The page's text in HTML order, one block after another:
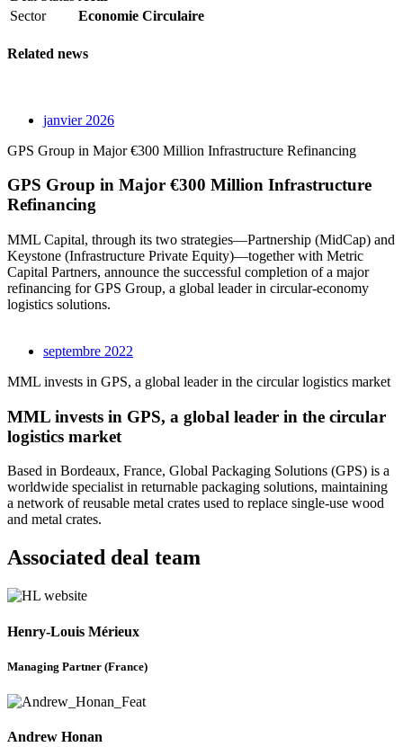
Sector
Economie Circulaire
Related news
janvier 2026
GPS Group in Major €300 Million Infrastructure Refinancing
GPS Group in Major €300 Million Infrastructure
Refinancing
MML Capital, through its two strategies—Partnership (MidCap) and
Keystone (Infrastructure Private Equity)—together with Metric
Capital Partners, announce the successful completion of a major
refinancing for GPS Group, a global leader in circular-economy
logistics solutions.
septembre 2022
MML invests in GPS, a global leader in the circular logistics market
MML invests in GPS, a global leader in the circular
logistics market
Based in Bordeaux, France, Global Packaging Solutions (GPS) is a
worldwide specialist in returnable packaging solutions, maintaining
a network of reusable metal crates used to replace single-use wood
and metal crates.
Associated deal team
Henry-Louis Mérieux
Managing Partner (France)
Andrew Honan